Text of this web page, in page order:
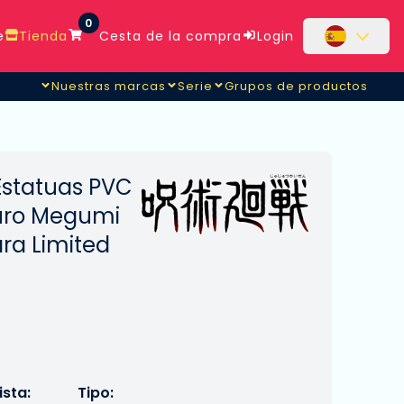
Tienda
0
Cesta de la compra Login
Nuestras marcas Serie Grupos de productos
PVC
Megumi
Limited
Tipo: